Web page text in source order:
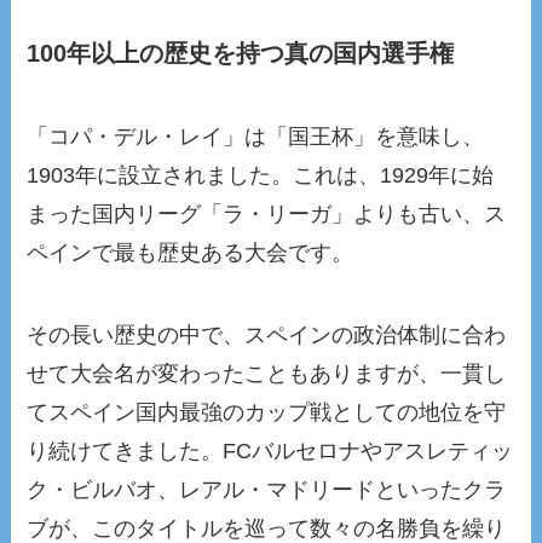
100年以上の歴史を持つ真の国内選手権
「コパ・デル・レイ」は「国王杯」を意味し、
1903年に設立されました。これは、1929年に始
まった国内リーグ「ラ・リーガ」よりも古い、ス
ペインで最も歴史ある大会です。
その長い歴史の中で、スペインの政治体制に合わ
せて大会名が変わったこともありますが、一貫し
てスペイン国内最強のカップ戦としての地位を守
り続けてきました。FCバルセロナやアスレティッ
ク・ビルバオ、レアル・マドリードといったクラ
ブが、このタイトルを巡って数々の名勝負を繰り